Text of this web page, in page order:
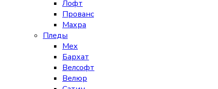
Лофт
Прованс
Махра
Пледы
Мех
Бархат
Велсофт
Велюр